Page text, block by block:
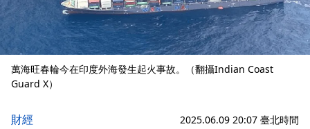
萬海旺春輪今在印度外海發生起火事故。（翻攝Indian Coast
Guard X）
財經 2025.06.09 20:07 臺北時間